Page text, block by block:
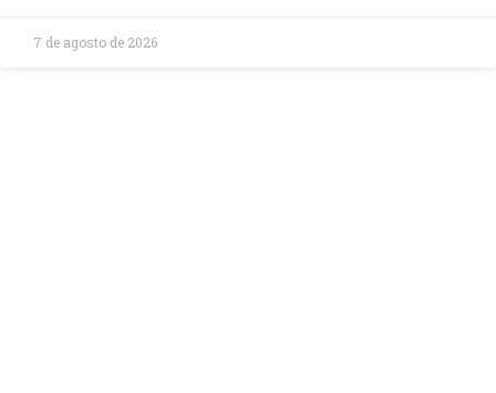
7 de agosto de 2026